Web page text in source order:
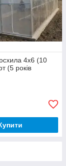
4х6 (10
(5 років